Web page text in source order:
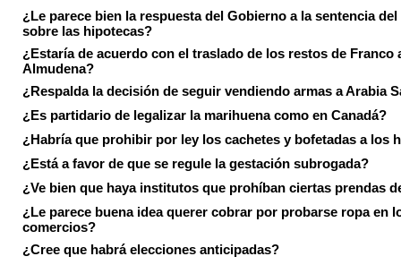
¿Le parece bien la respuesta del Gobierno a la sentencia
sobre las hipotecas?
¿Estaría de acuerdo con el traslado de los restos de Franco
Almudena?
¿Respalda la decisión de seguir vendiendo armas a Arabia
¿Es partidario de legalizar la marihuena como en Canadá?
¿Habría que prohibir por ley los cachetes y bofetadas a los
¿Está a favor de que se regule la gestación subrogada?
¿Ve bien que haya institutos que prohíban ciertas prendas
¿Le parece buena idea querer cobrar por probarse ropa en
comercios?
¿Cree que habrá elecciones anticipadas?